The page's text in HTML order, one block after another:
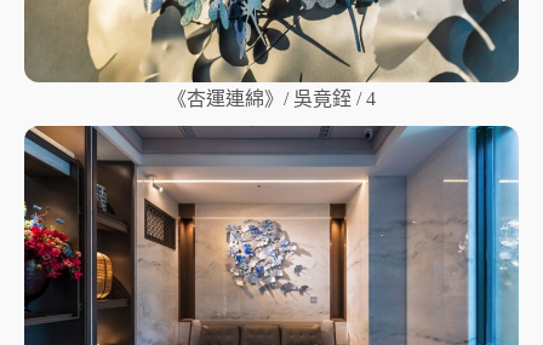
《杏運連綿》/ 吳竟銍 / 4